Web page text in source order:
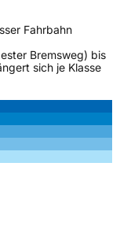
Fahrbahn
Bremsweg) bis
sich je Klasse